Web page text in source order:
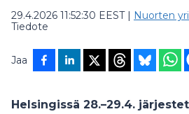
29.4.2026 11:52:30 EEST| Nuorten
Tiedote
Jaa
Helsingissä 28.–29.4.